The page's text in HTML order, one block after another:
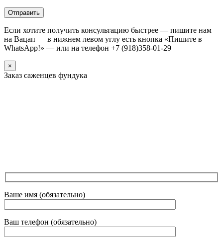
Если хотите получить консультацию быстрее — пишите нам
на Вацап — в нижнем левом углу есть кнопка «Пишите в
WhatsApp!» — или на телефон +7 (918)358-01-29
×
Заказ саженцев фундука
Ваше имя (обязательно)
Ваш телефон (обязательно)